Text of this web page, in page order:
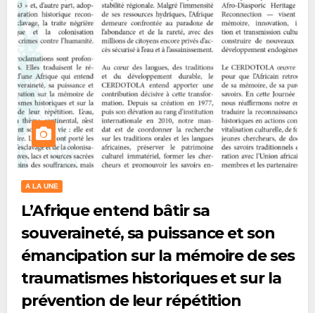
A LA UNE
L’Afrique entend bâtir sa
souveraineté, sa puissance et son
émancipation sur la mémoire de ses
traumatismes historiques et sur la
prévention de leur répétition